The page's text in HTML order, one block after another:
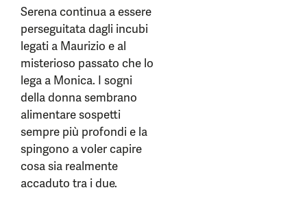
Serena continua a essere
perseguitata dagli incubi
legati a Maurizio e al
misterioso passato che lo
lega a Monica. I sogni
della donna sembrano
alimentare sospetti
sempre più profondi e la
spingono a voler capire
cosa sia realmente
accaduto tra i due.